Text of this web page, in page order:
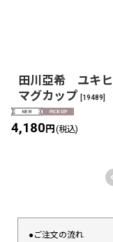
田川亞希 ユキ
マグカップ [19489]
4,180円 (税込)
●ご注文の流れ